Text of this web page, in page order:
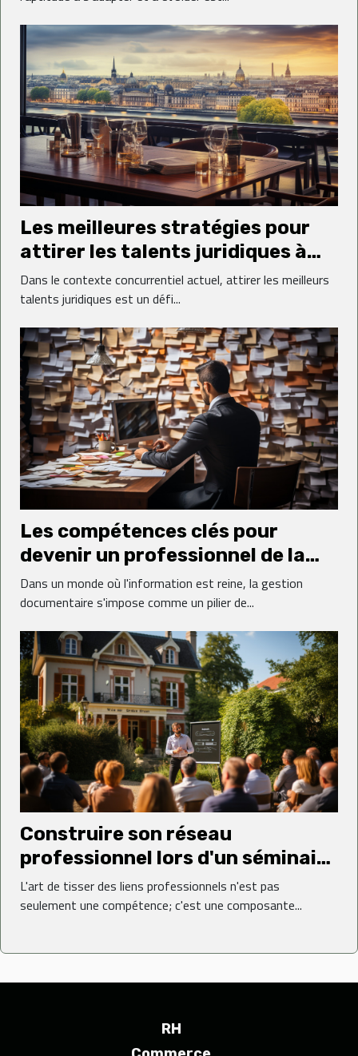
Les meilleures stratégies pour
attirer les talents juridiques à
Bordeaux
Dans le contexte concurrentiel actuel, attirer les meilleurs
talents juridiques est un défi...
Les compétences clés pour
devenir un professionnel de la
gestion documentaire
Dans un monde où l'information est reine, la gestion
documentaire s'impose comme un pilier de...
Construire son réseau
professionnel lors d'un séminaire
en Normandie
L'art de tisser des liens professionnels n'est pas
seulement une compétence; c'est une composante...
RH